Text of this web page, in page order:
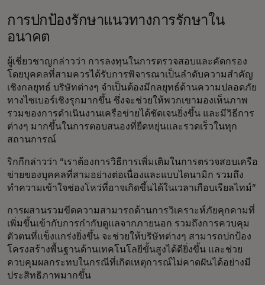
การปกป้องรักษาแนวทางการรักษาใน
อนาคต
ผู้เชี่ยวชาญกล่าวว่า การลงทุนในการตรวจสอบและคัดกรอง
โดยบุคคลที่สามควรได้รับการพิจารณาเป็นลำดับความสำคัญ
เชิงกลยุทธ์ บริษัทต่างๆ จำเป็นต้องมีกลยุทธ์ด้านความปลอดภัย
ทางไซเบอร์เชิงรุกมากขึ้น ซึ่งจะช่วยให้พวกเขามองเห็นภาพ
รวมของการดำเนินงานเครือข่ายได้ชัดเจนยิ่งขึ้น และมีวิธีการ
ต่างๆ มากขึ้นในการตอบสนองที่ยืดหยุ่นและรวดเร็วในทุก
สถานการณ์
ริกกีกล่าวว่า “เราต้องการวิธีการเพิ่มเติมในการตรวจสอบเครือ
ข่ายของบุคคลที่สามอย่างต่อเนื่องและแบบไดนามิก รวมถึง
ทำความเข้าใจช่องโหว่ที่อาจเกิดขึ้นได้ในเวลาเกือบเรียลไทม์”
การผสานรวมขีดความสามารถด้านการวิเคราะห์ภัยคุกคามที่
เพิ่มขึ้นเข้ากับการกำกับดูแลจากภายนอก รวมถึงการควบคุม
ตัวตนที่แข็งแกร่งยิ่งขึ้น จะช่วยให้บริษัทต่างๆ สามารถปกป้อง
โครงสร้างพื้นฐานด้านเทคโนโลยีขั้นสูงได้ดียิ่งขึ้น และช่วย
ควบคุมผลกระทบในกรณีที่เกิดเหตุการณ์ไม่คาดฝันได้อย่างมี
ประสิทธิภาพมากขึ้น